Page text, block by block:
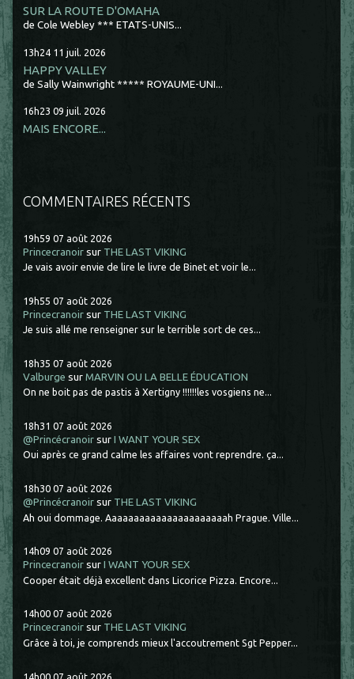
SUR LA ROUTE D'OMAHA
de Cole Webley *** ETATS-UNIS...
13h24 11 juil. 2026
HAPPY VALLEY
de Sally Wainwright ***** ROYAUME-UNI...
16h23 09 juil. 2026
MAIS ENCORE...
COMMENTAIRES RÉCENTS
19h59 07 août 2026
Princecranoir sur THE LAST VIKING
Je vais avoir envie de lire le livre de Binet et voir le...
19h55 07 août 2026
Princecranoir sur THE LAST VIKING
Je suis allé me renseigner sur le terrible sort de ces...
18h35 07 août 2026
Valburge surMARVIN OU LA BELLE ÉDUCATION
On ne boit pas de pastis à Xertigny !!!!!!les vosgiens ne...
18h31 07 août 2026
@Princécranoir surI WANT YOUR SEX
Oui après ce grand calme les affaires vont reprendre. ça...
18h30 07 août 2026
@Princécranoir sur THE LAST VIKING
Ah oui dommage. Aaaaaaaaaaaaaaaaaaaaaah Prague. Ville...
14h09 07 août 2026
Princecranoir surI WANT YOUR SEX
Cooper était déjà excellent dans Licorice Pizza. Encore...
14h00 07 août 2026
Princecranoir sur THE LAST VIKING
Grâce à toi, je comprends mieux l'accoutrement Sgt Pepper...
14h00 07 août 2026